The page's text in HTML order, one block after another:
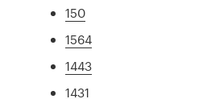
150
1564
1443
1431